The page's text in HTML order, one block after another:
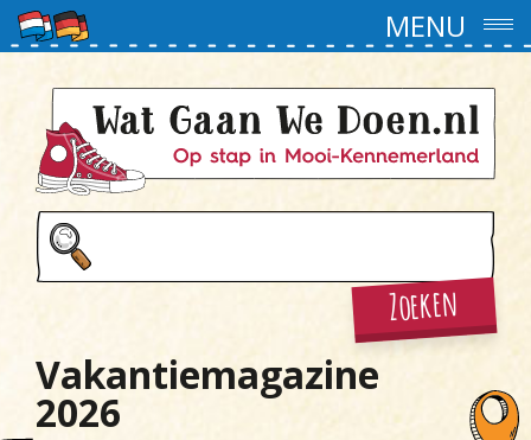
MENU
Zoeken
Vakantiemagazine
2026